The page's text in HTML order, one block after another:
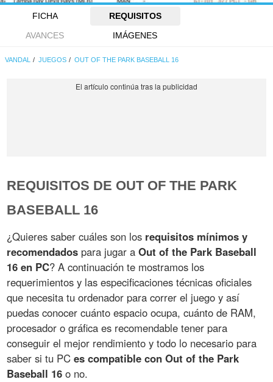
FICHA
REQUISITOS
AVANCES
IMÁGENES
VANDAL JUEGOS OUT OF THE PARK BASEBALL 16
REQUISITOS DE OUT OF THE PARK
BASEBALL 16
¿Quieres saber cuáles son los requisitos mínimos y
recomendados para jugar aOut of the Park Baseball
16 en PC? A continuación te mostramos los
requerimientos y las especificaciones técnicas oficiales
que necesita tu ordenador para correr el juego y así
puedas conocer cuánto espacio ocupa, cuánto de RAM,
procesador o gráfica es recomendable tener para
conseguir el mejor rendimiento y todo lo necesario para
saber si tu PCes compatible con Out of the Park
Baseball 16 o no.